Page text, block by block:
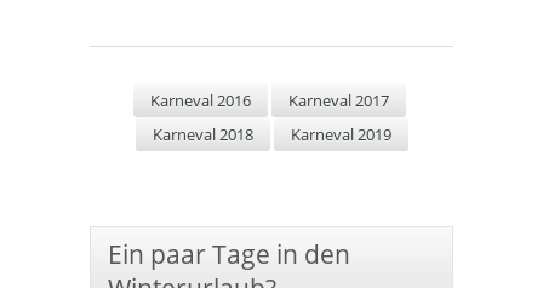
Karneval 2016
Karneval 2017
Karneval 2018
Karneval 2019
Ein paar Tage in den